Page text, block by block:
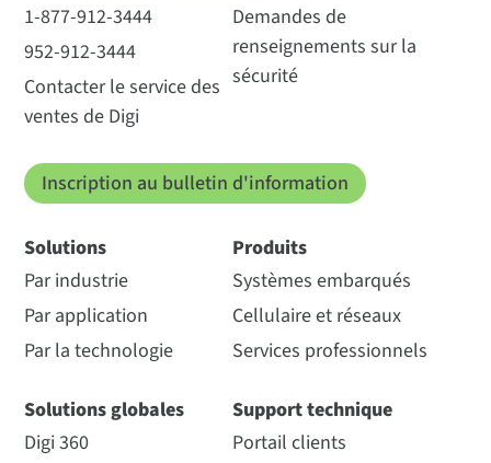
1-877-912-3444
952-912-3444
Contacter le service des
ventes de Digi
Demandes de
renseignements sur la
sécurité
Inscription au bulletin d'information
Solutions
Par industrie
Par application
Par la technologie
Solutions globales
Digi 360
Produits
Systèmes embarqués
Cellulaire et réseaux
Services professionnels
Support technique
Portail clients